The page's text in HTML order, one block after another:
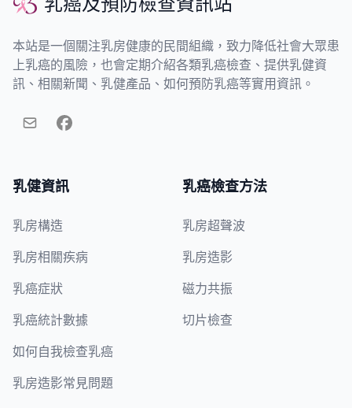
乳癌及預防檢查資訊站
本站是一個關注乳房健康的民間組織，致力降低社會大眾患
上乳癌的風險，也會定期介紹各類乳癌檢查、提供乳健資
訊、相關新聞、乳健產品、如何預防乳癌等實用資訊。
乳健資訊
乳房構造
乳房相關疾病
乳癌症狀
乳癌統計數據
如何自我檢查乳癌
乳房造影常見問題
乳癌檢查方法
乳房超聲波
乳房造影
磁力共振
切片檢查